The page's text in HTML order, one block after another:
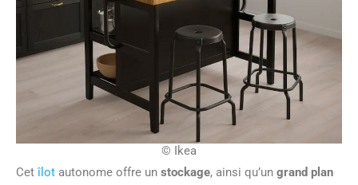
© Ikea
Cetîlot autonome offre un stockage, ainsi qu’un grand plan